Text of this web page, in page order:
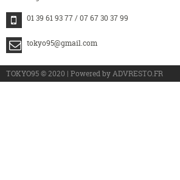
01 39 61 93 77 / 07 67 30 37 99
tokyo95@gmail.com
TOKYO95 © 2020 | Powered by ADVRESTO.FR